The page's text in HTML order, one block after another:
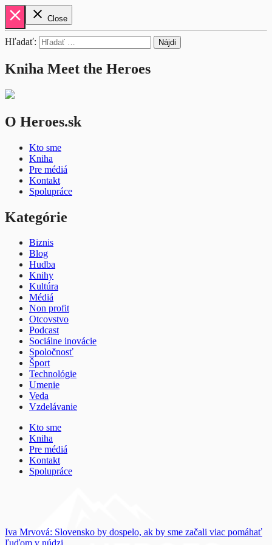
close close Close
Hľadať:
Kniha Meet the Heroes
O Heroes.sk
Kto sme
Kniha
Pre médiá
Kontakt
Spolupráce
Kategórie
Biznis
Blog
Hudba
Knihy
Kultúra
Médiá
Non profit
Otcovstvo
Podcast
Sociálne inovácie
Spoločnosť
Šport
Technológie
Umenie
Veda
Vzdelávanie
Kto sme
Kniha
Pre médiá
Kontakt
Spolupráce
Iva Mrvová: Slovensko by dospelo, ak by sme začali viac pomáhať